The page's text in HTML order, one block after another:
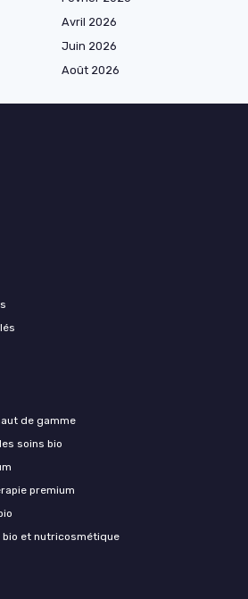
Avril 2026
Juin 2026
Août 2026
de gamme
soins bio
premium
et nutricosmétique